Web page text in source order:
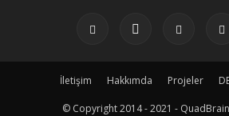
İletişim Hakkımda Projeler
© Copyright 2014 - 2021 -